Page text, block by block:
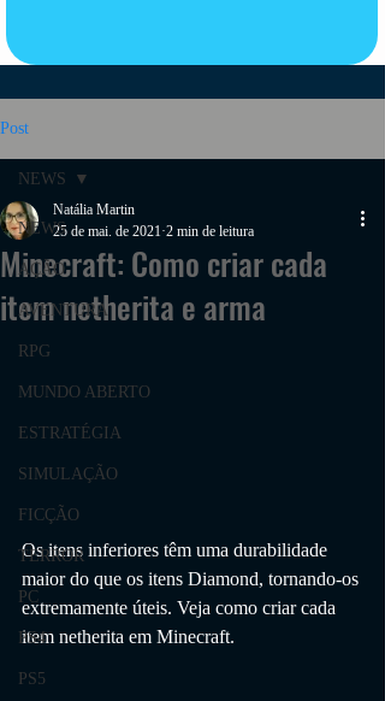
Post
NEWS
AÇÃO
AVENTURA
RPG
MUNDO ABERTO
ESTRATÉGIA
SIMULAÇÃO
FICÇÃO
TERROR
PC
PS4
PS5
NEWS
Minecraft: Como criar cada
item netherita e arma
Natália Martin
25 de mai. de 2021 2 min de leitura
Os itens inferiores têm uma durabilidade
maior do que os itens Diamond, tornando-os
extremamente úteis. Veja como criar cada
item netherita em Minecraft.